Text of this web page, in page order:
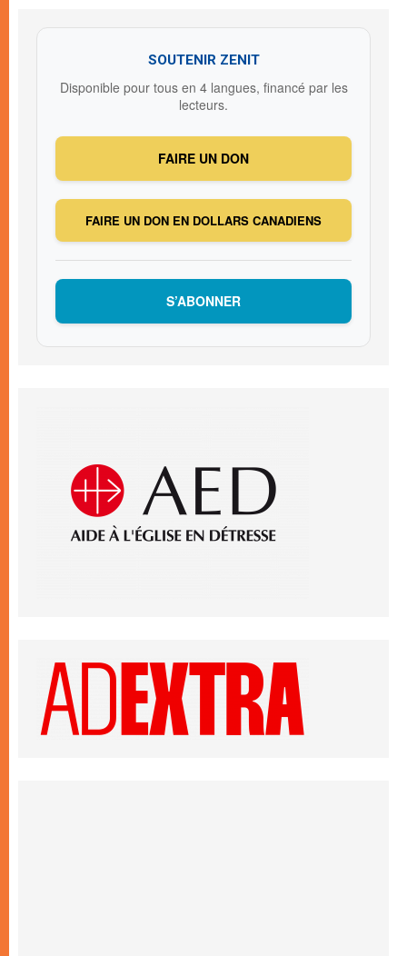
SOUTENIR ZENIT
Disponible pour tous en 4 langues, financé par les
lecteurs.
FAIRE UN DON
FAIRE UN DON EN DOLLARS CANADIENS
S’ABONNER